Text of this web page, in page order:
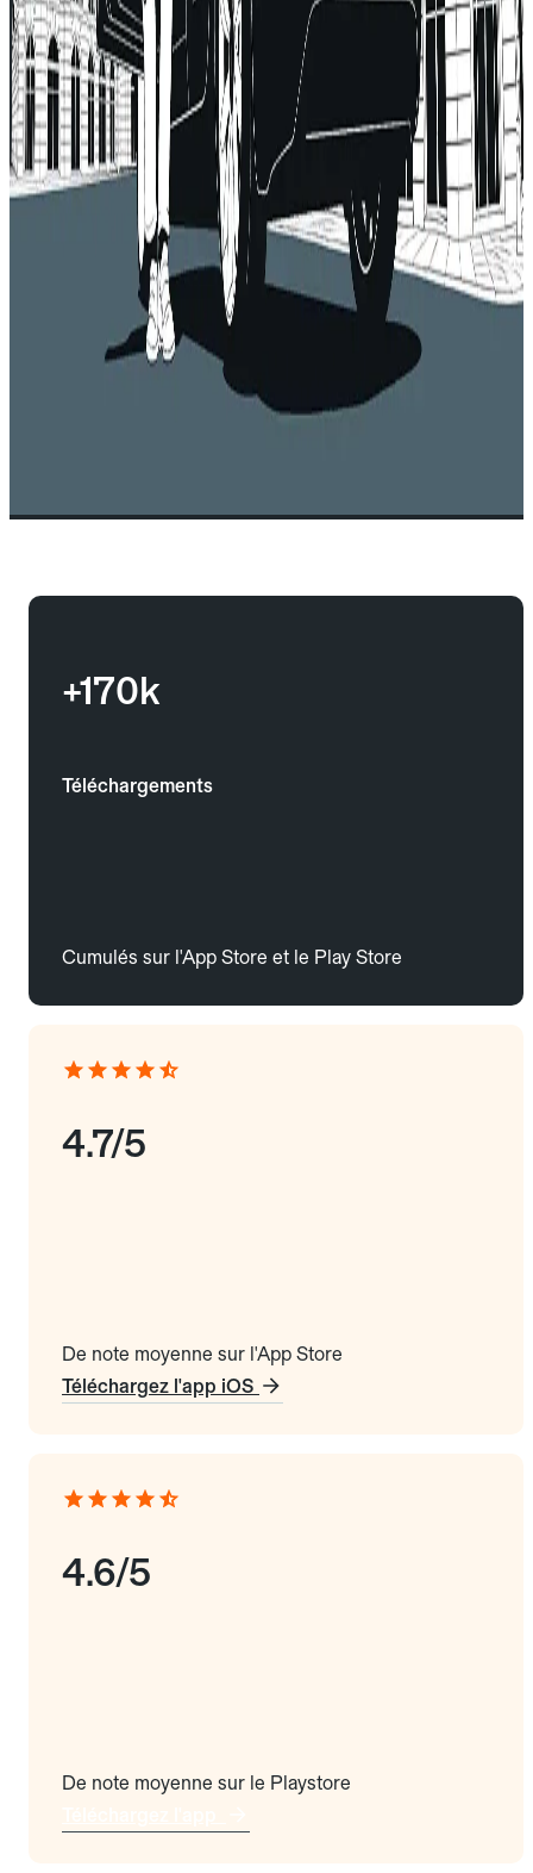
+170k
Téléchargements
Cumulés sur l'App Store et le Play Store
4.7/5
De note moyenne sur l'App Store
Téléchargez l'app iOS
4.6/5
De note moyenne sur le Playstore